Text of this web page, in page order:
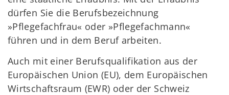
dürfen Sie die Berufsbezeichnung
»Pflegefachfrau« oder »Pflegefachmann«
führen und in dem Beruf arbeiten.
Auch mit einer Berufsqualifikation aus der
Europäischen Union (EU), dem Europäischen
Wirtschaftsraum (EWR) oder der Schweiz